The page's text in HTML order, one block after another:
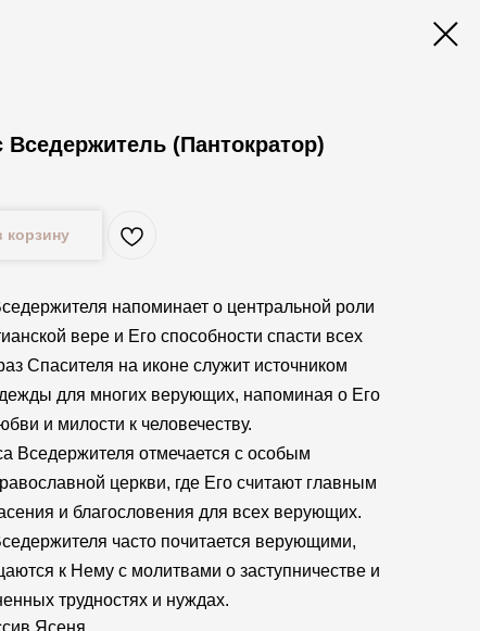
Вседержитель (Пантократор)
корзину
напоминает о центральной роли
вере и Его способности спасти всех
Спасителя на иконе служит источником
для многих верующих, напоминая о Его
и милости к человечеству.
Вседержителя отмечается с особым
церкви, где Его считают главным
и благословения для всех верующих.
часто почитается верующими,
к Нему с молитвами о заступничестве и
трудностях и нуждах.
Ясеня